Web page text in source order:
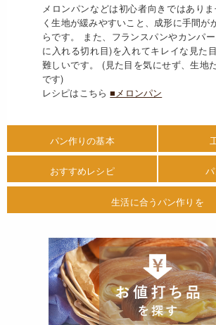
メロンパンなどは初心者向きではあり
く生地が緩みやすいこと、成形に手間が
らです。 また、フランスパンやカンパ
に入れる切れ目)を入れてキレイな見た
難しいです。 (見た目を気にせず、生地
です)
レシピはこちら■メロンパン
パン作りの基本
おすすめレシピ
生活に合うパン作りを